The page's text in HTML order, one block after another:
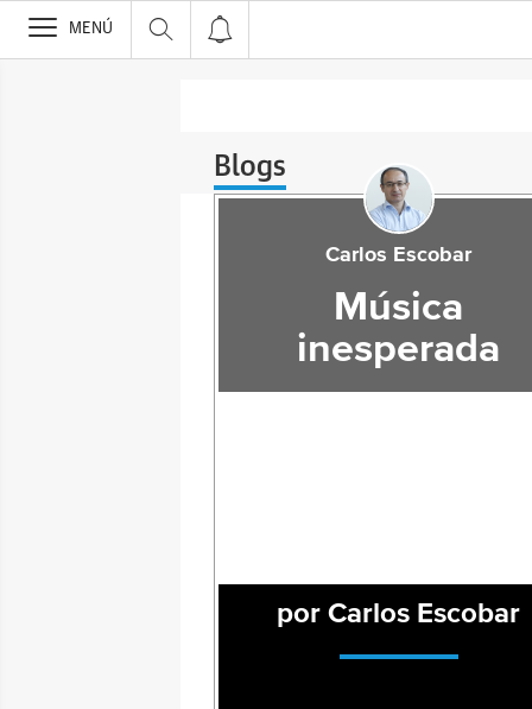
>
MENÚ
Blogs
Carlos Escobar
Música
inesperada
por Carlos Escobar